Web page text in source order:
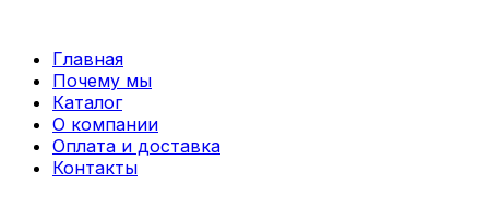
содержимому
Главная
Почему мы
Каталог
О компании
Оплата и доставка
Контакты